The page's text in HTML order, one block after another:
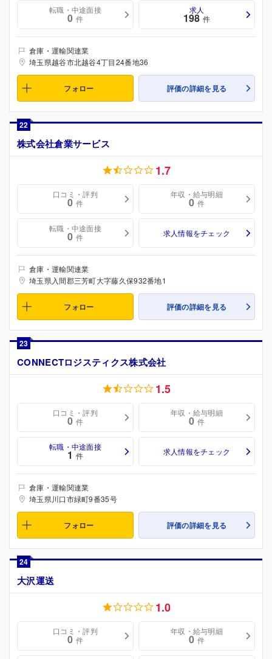
転職・中途面接
0 件
求人
198 件
倉庫・運輸関連業
埼玉県越谷市北越谷4丁目24番地36
フォロー 評価の詳細を見る
22
株式会社倉業サービス
1.7
口コミ・評判
0 件
年収・給与明細
0 件
転職・中途面接
0 件 求人情報をチェック
倉庫・運輸関連業
埼玉県入間郡三芳町大字藤久保932番地1
フォロー 評価の詳細を見る
23
CONNECTロジスティクス株式会社
1.5
口コミ・評判
0 件
年収・給与明細
0 件
転職・中途面接
1 件 求人情報をチェック
倉庫・運輸関連業
埼玉県川口市緑町9番35号
フォロー 評価の詳細を見る
24
大沢運送
1.0
口コミ・評判
0 件
年収・給与明細
0 件